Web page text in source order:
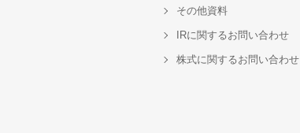
その他資料
IRに関するお問い合わせ
株式に関するお問い合わせ